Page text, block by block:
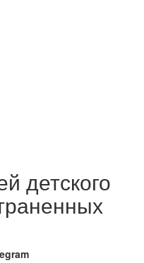
детского